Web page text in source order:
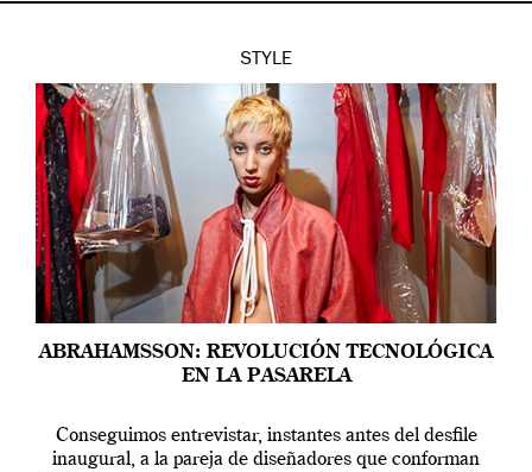
STYLE
ABRAHAMSSON: REVOLUCIÓN TECNOLÓGICA
EN LA PASARELA
Conseguimos entrevistar, instantes antes del desfile
inaugural, a la pareja de diseñadores que conforman